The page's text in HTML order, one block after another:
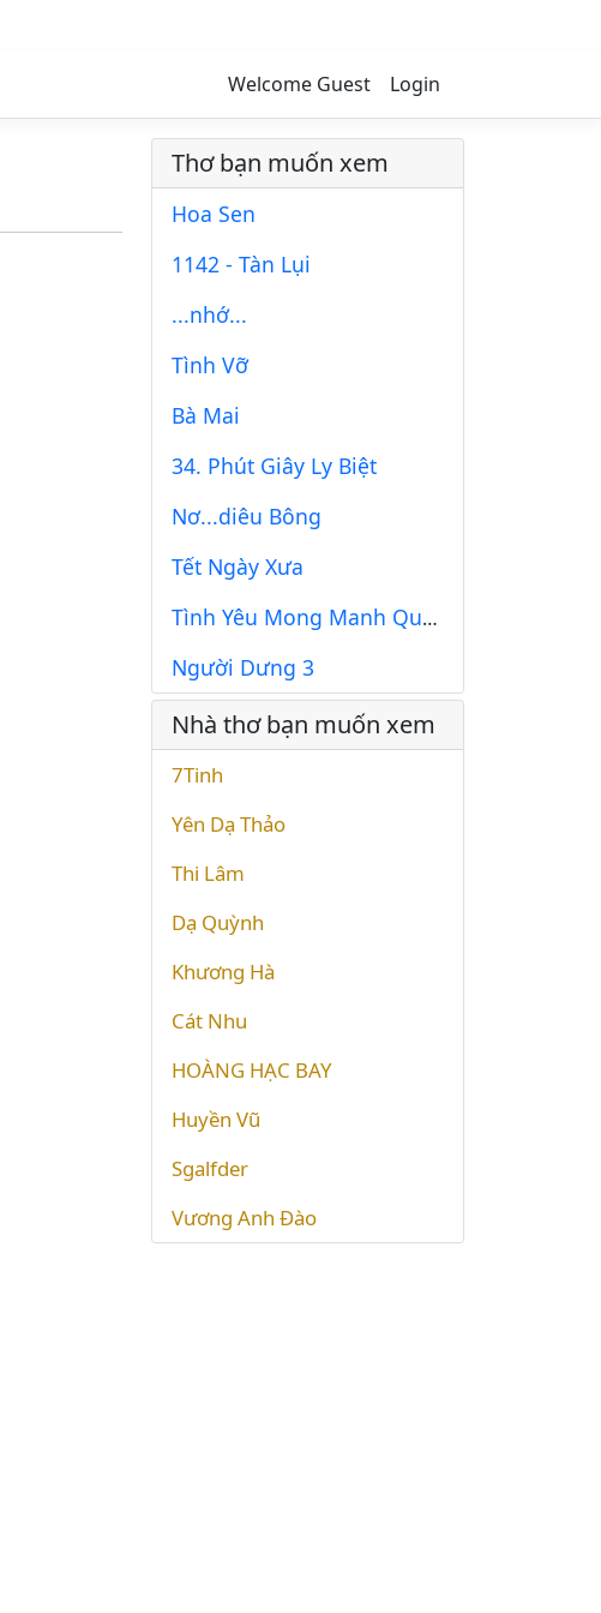
Welcome Guest Login
Thơ bạn muốn xem
Hoa Sen
1142 - Tàn Lụi
...nhớ...
Tình Vỡ
Bà Mai
34. Phút Giây Ly Biệt
Nơ...diêu Bông
Tết Ngày Xưa
Tình Yêu Mong Manh Quá...!
Người Dưng 3
Nhà thơ bạn muốn xem
7Tinh
Yên Dạ Thảo
Thi Lâm
Dạ Quỳnh
Khương Hà
Cát Nhu
HOÀNG HẠC BAY
Huyền Vũ
Sgalfder
Vương Anh Đào